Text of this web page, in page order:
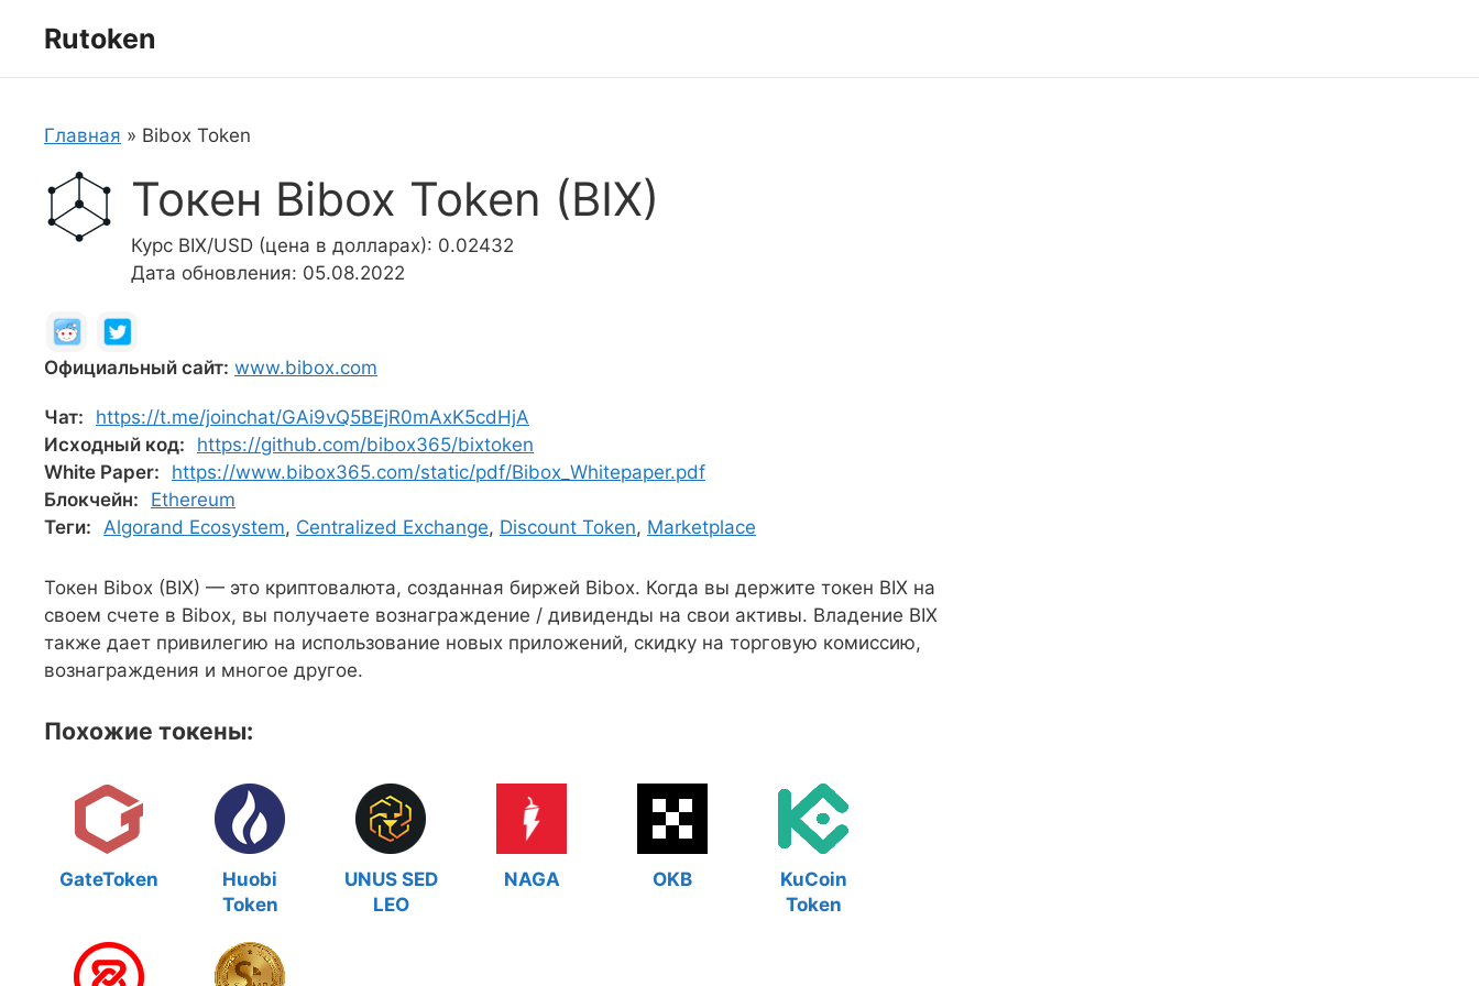
Rutoken
Главная » Bibox Token
Токен Bibox Token (BIX)
Курс BIX/USD (цена в долларах): 0.02432
Дата обновления: 05.08.2022
Официальный сайт: www.bibox.com
Чат:
https://t.me/joinchat/GAi9vQ5BEjR0mAxK5cdHjA
Исходный код:
https://github.com/bibox365/bixtoken
White Paper:
https://www.bibox365.com/static/pdf/Bibox_Whitepaper.pdf
Блокчейн:
Ethereum
Теги: Algorand Ecosystem, Centralized Exchange, Discount Token, Marketplace
Токен Bibox (BIX) — это криптовалюта, созданная биржей Bibox. Когда вы держите токен BIX на
своем счете в Bibox, вы получаете вознаграждение / дивиденды на свои активы. Владение BIX
также дает привилегию на использование новых приложений, скидку на торговую комиссию,
вознаграждения и многое другое.
Похожие токены:
GateToken
Huobi
Token
UNUS SED
LEO
NAGA OKB
KuCoin
Token